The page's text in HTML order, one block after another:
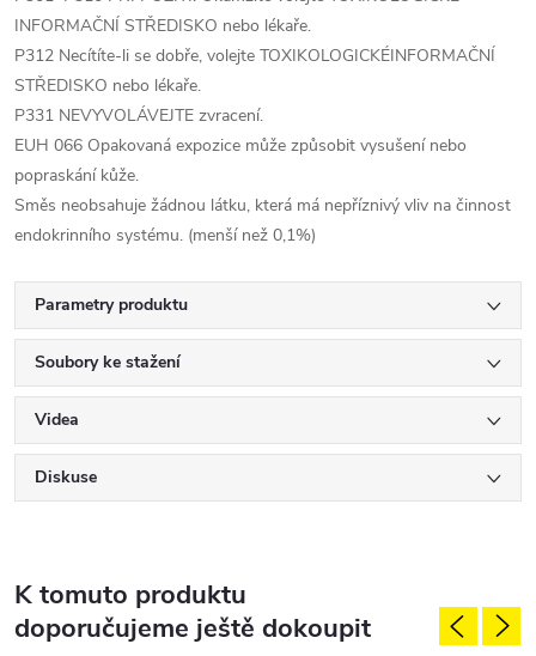
INFORMAČNÍ STŘEDISKO nebo lékaře.
P312 Necítíte-li se dobře, volejte TOXIKOLOGICKÉINFORMAČNÍ
STŘEDISKO nebo lékaře.
P331 NEVYVOLÁVEJTE zvracení.
EUH 066 Opakovaná expozice může způsobit vysušení nebo
popraskání kůže.
Směs neobsahuje žádnou látku, která má nepříznivý vliv na činnost
endokrinního systému. (menší než 0,1%)
Parametry produktu
Soubory ke stažení
Videa
Diskuse
K tomuto produktu
doporučujeme ještě dokoupit